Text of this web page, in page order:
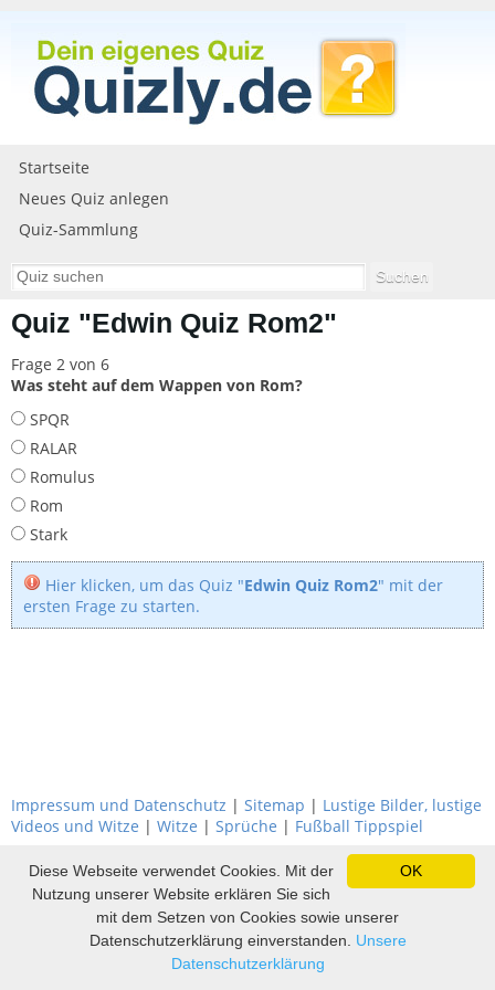
Startseite
Neues Quiz anlegen
Quiz-Sammlung
Quiz "Edwin Quiz Rom2"
Frage 2 von 6
Was steht auf dem Wappen von Rom?
SPQR
RALAR
Romulus
Rom
Stark
Hier klicken, um das Quiz "Edwin Quiz Rom2" mit der
ersten Frage zu starten.
Impressum und Datenschutz | Sitemap | Lustige Bilder, lustige
Videos und Witze | Witze | Sprüche | Fußball Tippspiel
OK
Diese Webseite verwendet Cookies. Mit der
Nutzung unserer Website erklären Sie sich
mit dem Setzen von Cookies sowie unserer
Datenschutzerklärung einverstanden. Unsere
Datenschutzerklärung